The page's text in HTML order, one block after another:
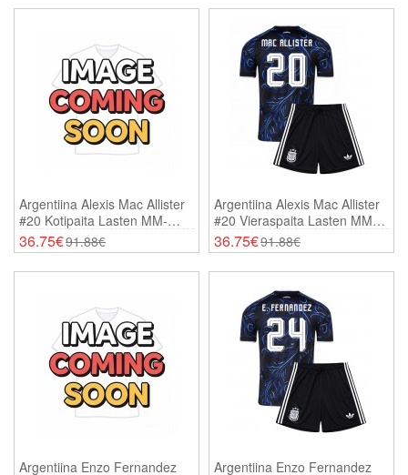
Argentiina Alexis Mac Allister
#20 Kotipaita Lasten MM-
Kisat 2026 Lyhythihainen (+
Shortsit)
36.75€91.88€
Argentiina Alexis Mac Allister
#20 Vieraspaita Lasten MM-
Kisat 2026 Lyhythihainen (+
Shortsit)
36.75€91.88€
Argentiina Enzo Fernandez
Argentiina Enzo Fernandez